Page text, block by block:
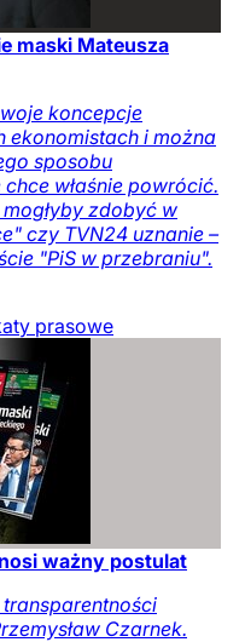
maski Mateusza
koncepcje
ekonomistach i można
sposobu
właśnie powrócić.
zdobyć w
czy TVN24 uznanie –
"PiS w przebraniu".
prasowe
ważny postulat
transparentności
Czarnek.